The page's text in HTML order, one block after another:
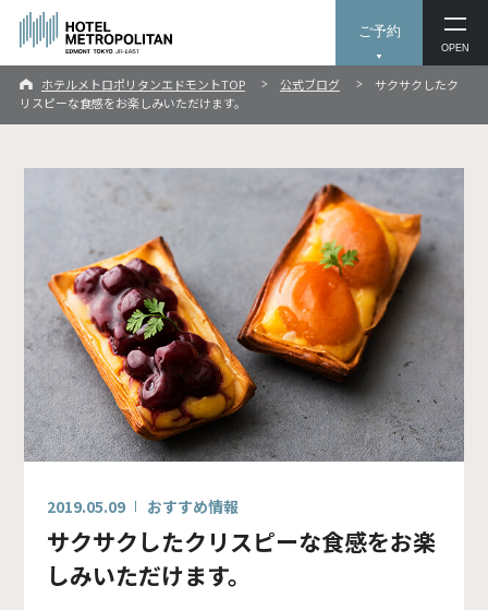
ご予約
OPEN
ホテルメトロポリタンエドモントTOP 公式ブログ
サクサクしたク
リスピーな食感をお楽しみいただけます。
2019.05.09 おすすめ情報
サクサクしたクリスピーな食感をお楽
しみいただけます。